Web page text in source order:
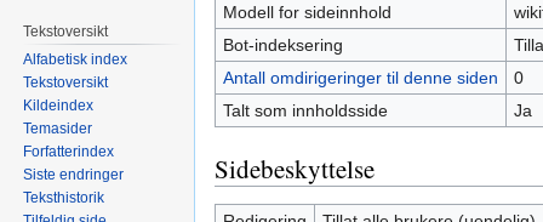
Modell for sideinnhold
Bot-indeksering
Antall omdirigeringer til denne siden
0
Talt som innholdsside
Ja
Sidebeskyttelse
Tekstoversikt
Alfabetisk index
Tekstoversikt
Kildeindex
Temasider
Forfatterindex
Siste endringer
Teksthistorik